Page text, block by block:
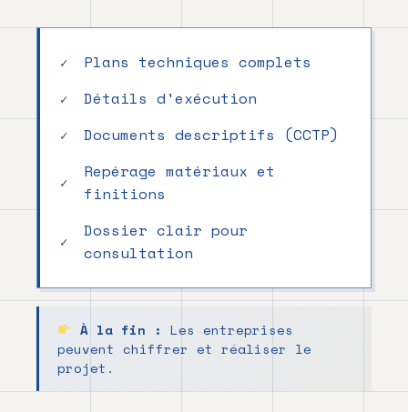
Plans techniques complets
Détails d'exécution
Documents descriptifs (CCTP)
Repérage matériaux et
finitions
Dossier clair pour
consultation
À la fin : Les entreprises
peuvent chiffrer et réaliser le
projet.